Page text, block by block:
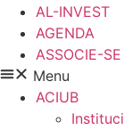
AL-INVEST
AGENDA
ASSOCIE-SE
Menu
ACIUB